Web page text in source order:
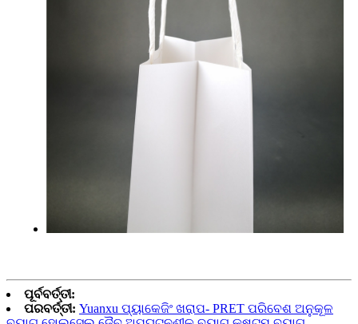
ପୂର୍ବବର୍ତ୍ତୀ:
ପରବର୍ତ୍ତୀ: Yuanxu ପ୍ୟାକେଜିଂ ଖରାପ- PRET ପରିବେଶ ଅନୁକୂଳ